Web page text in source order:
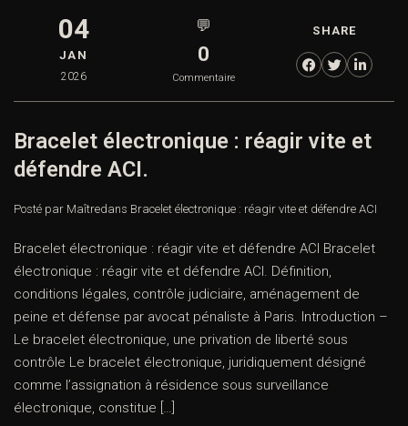
04
JAN
2026
💬
0
Commentaire
SHARE
Bracelet électronique : réagir vite et
défendre ACI.
Posté par Maîtredans Bracelet électronique : réagir vite et défendre ACI
Bracelet électronique : réagir vite et défendre ACI Bracelet
électronique : réagir vite et défendre ACI. Définition,
conditions légales, contrôle judiciaire, aménagement de
peine et défense par avocat pénaliste à Paris. Introduction –
Le bracelet électronique, une privation de liberté sous
contrôle Le bracelet électronique, juridiquement désigné
comme l’assignation à résidence sous surveillance
électronique, constitue […]